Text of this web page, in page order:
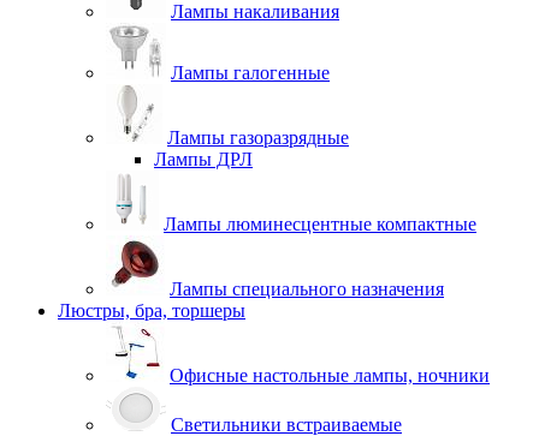
Лампы накаливания
Лампы галогенные
Лампы газоразрядные
Лампы ДРЛ
Лампы люминесцентные компактные
Лампы специального назначения
Люстры, бра, торшеры
Офисные настольные лампы, ночники
Светильники встраиваемые